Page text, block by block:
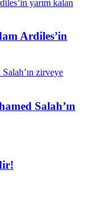
Ardiles’in
Salah’ın